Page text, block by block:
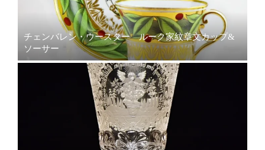
チェンバレン・ウースター ルーク家紋章文カップ&
ソーサー